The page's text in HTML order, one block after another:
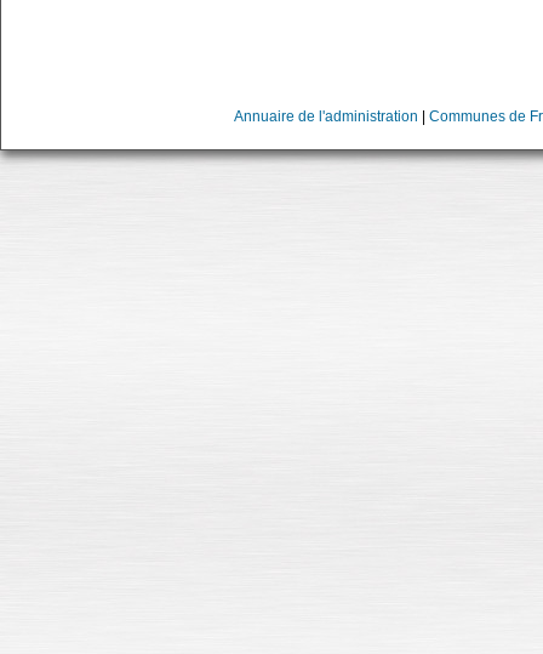
Annuaire de l'administration Communes de